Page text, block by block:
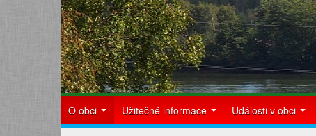
O obci Užitečné informace Události v obci